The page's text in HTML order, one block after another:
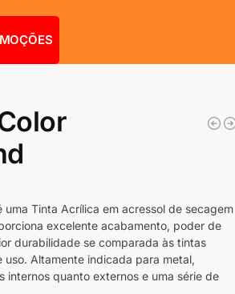
Tinta Acrílica em acressol de secagem
excelente acabamento, poder de
durabilidade se comparada às tintas
Altamente indicada para metal,
internos quanto externos e uma série de